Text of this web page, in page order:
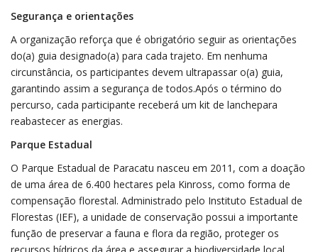
Segurança e orientações
A organização reforça que é obrigatório seguir as orientações
do(a) guia designado(a) para cada trajeto. Em nenhuma
circunstância, os participantes devem ultrapassar o(a) guia,
garantindo assim a segurança de todos.Após o término do
percurso, cada participante receberá um kit de lanchepara
reabastecer as energias.
Parque Estadual
O Parque Estadual de Paracatu nasceu em 2011, com a doação
de uma área de 6.400 hectares pela Kinross, como forma de
compensação florestal. Administrado pelo Instituto Estadual de
Florestas (IEF), a unidade de conservação possui a importante
função de preservar a fauna e flora da região, proteger os